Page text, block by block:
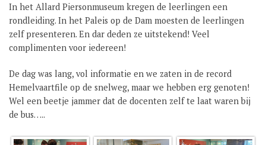
GROEP 8 / JONG CELEANUM
In het Allard Piersonmuseum kregen de leerlingen een
rondleiding. In het Paleis op de Dam moesten de leerlingen
zelf presenteren. En dar deden ze uitstekend! Veel
complimenten voor iedereen!
De dag was lang, vol informatie en we zaten in de record
Hemelvaartfile op de snelweg, maar we hebben erg genoten!
Wel een beetje jammer dat de docenten zelf te laat waren bij
de bus…..